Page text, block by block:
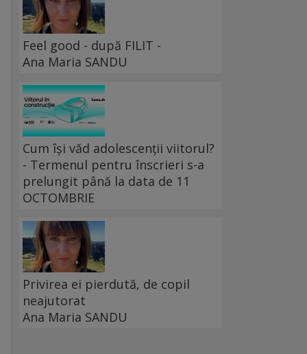
Feel good - după FILIT -
Ana Maria SANDU
Cum își văd adolescenții viitorul?
- Termenul pentru înscrieri s-a
prelungit până la data de 11
OCTOMBRIE
Privirea ei pierdută, de copil
neajutorat
Ana Maria SANDU